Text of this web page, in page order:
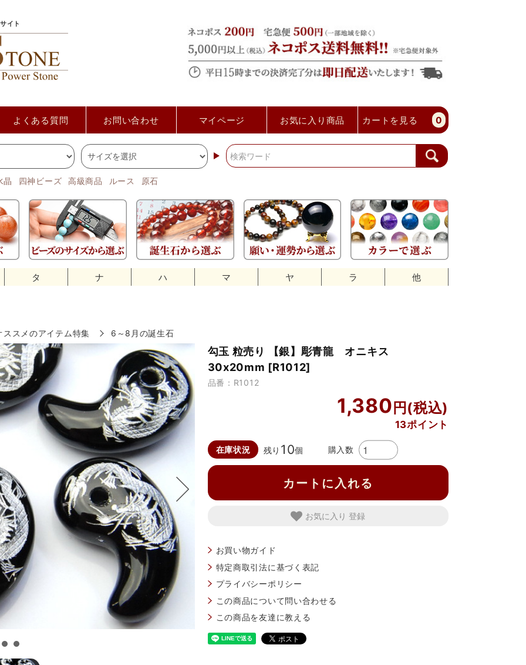
イト
よくある質問 お問い合わせ マイページ お気に入り商品 カートを見る 0
晶 四神ビーズ 高級商品 ルース 原石
タ ナ ハ マ ヤ ラ 他
ススメのアイテム特集 6～8月の誕生石
勾玉 粒売り 【銀】彫青龍 オニキス
30x20mm [R1012]
品番：R1012
1,380
13ポイント
在庫状況 残り 10個 購入数
カートに入れる
お気に入り
お買い物ガイド
特定商取引法に基づく表記
プライバシーポリシー
この商品について問い合わせる
この商品を友達に教える